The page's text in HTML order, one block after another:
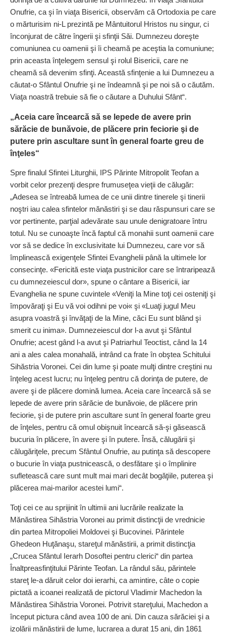
Onufrie, ca şi în viaţa Bisericii, observăm că Ortodoxia pe care
o mărturisim ni-L prezintă pe Mântuitorul Hristos nu singur, ci
înconjurat de către îngerii şi sfinţii Săi. Dumnezeu doreşte
comuniunea cu oamenii şi îi cheamă pe aceştia la comuniune;
prin aceasta înţelegem sensul şi rolul Bisericii, care ne
cheamă să devenim sfinţi. Această sfinţenie a lui Dumnezeu a
căutat-o Sfântul Onufrie şi ne îndeamnă şi pe noi să o căutăm.
Viaţa noastră trebuie să fie o căutare a Duhului Sfânt“.
„Aceia care încearcă să se lepede de avere prin
sărăcie de bunăvoie, de plăcere prin feciorie şi de
putere prin ascultare sunt în general foarte greu de
înţeles“
Spre finalul Sfintei Liturghii, IPS Părinte Mitropolit Teofan a
vorbit celor prezenţi despre frumuseţea vieţii de călugăr:
„Adesea se întreabă lumea de ce unii dintre tinerele şi tinerii
noştri iau calea sfintelor mănăstiri şi se dau răspunsuri care se
vor pertinente, parţial adevărate sau unule denigratoare întru
totul. Nu se cunoaşte încă faptul că monahii sunt oamenii care
vor să se dedice în exclusivitate lui Dumnezeu, care vor să
împlinească exigenţele Sfintei Evanghelii până la ultimele lor
consecinţe. «Fericită este viaţa pustnicilor care se întraripează
cu dumnezeiescul dor», spune o cântare a Bisericii, iar
Evanghelia ne spune cuvintele «Veniţi la Mine toţi cei osteniţi şi
împovăraţi şi Eu vă voi odihni pe voi« şi «Luaţi jugul Meu
asupra voastră şi învăţaţi de la Mine, căci Eu sunt blând şi
smerit cu inima». Dumnezeiescul dor l-a avut şi Sfântul
Onufrie; acest gând l-a avut şi Patriarhul Teoctist, când la 14
ani a ales calea monahală, intrând ca frate în obştea Schitului
Sihăstria Voronei. Cei din lume şi poate mulţi dintre creştini nu
înţeleg acest lucru; nu înţeleg pentru că dorinţa de putere, de
avere şi de plăcere domină lumea. Aceia care încearcă să se
lepede de avere prin sărăcie de bunăvoie, de plăcere prin
feciorie, şi de putere prin ascultare sunt în general foarte greu
de înţeles, pentru că omul obişnuit încearcă să-şi găsească
bucuria în plăcere, în avere şi în putere. Însă, călugării şi
călugăriţele, precum Sfântul Onufrie, au putinţa să descopere
o bucurie în viaţa pustnicească, o desfătare şi o împlinire
sufletească care sunt mult mai mari decât bogăţiile, puterea şi
plăcerea mai-marilor acestei lumi“.
Toţi cei ce au sprijinit în ultimii ani lucrările realizate la
Mănăstirea Sihăstria Voronei au primit distincţii de vrednicie
din partea Mitropoliei Moldovei şi Bucovinei. Părintele
Ghedeon Huţănaşu, stareţul mănăstirii, a primit distincţia
„Crucea Sfântul Ierarh Dosoftei pentru clerici“ din partea
Înaltpreasfinţitului Părinte Teofan. La rândul său, părintele
stareţ le-a dăruit celor doi ierarhi, ca amintire, câte o copie
pictată a icoanei realizată de pictorul Vladimir Machedon la
Mănăstirea Sihăstria Voronei. Potrivit stareţului, Machedon a
început pictura când avea 100 de ani. Din cauza sărăciei şi a
izolării mănăstirii de lume, lucrarea a durat 15 ani, din 1861